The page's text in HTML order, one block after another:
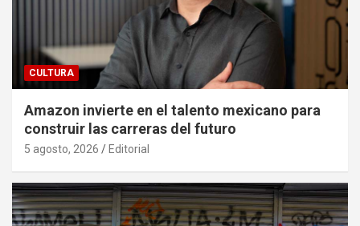
CULTURA
Amazon invierte en el talento mexicano para
construir las carreras del futuro
5 agosto, 2026 Editorial